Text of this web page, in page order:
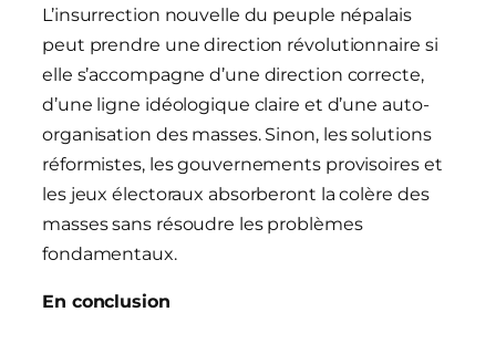
L’insurrection nouvelle du peuple népalais
peut prendre une direction révolutionnaire si
elle s’accompagne d’une direction correcte,
d’une ligne idéologique claire et d’une auto-
organisation des masses. Sinon, les solutions
réformistes, les gouvernements provisoires et
les jeux électoraux absorberont la colère des
masses sans résoudre les problèmes
fondamentaux.
En conclusion